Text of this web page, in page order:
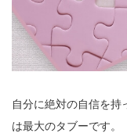
自分に絶対の自信を持
は最大のタブーです。